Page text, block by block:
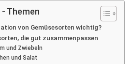
Themen
von Gemüsesorten wichtig?
die gut zusammenpassen
und Zwiebeln
und Salat